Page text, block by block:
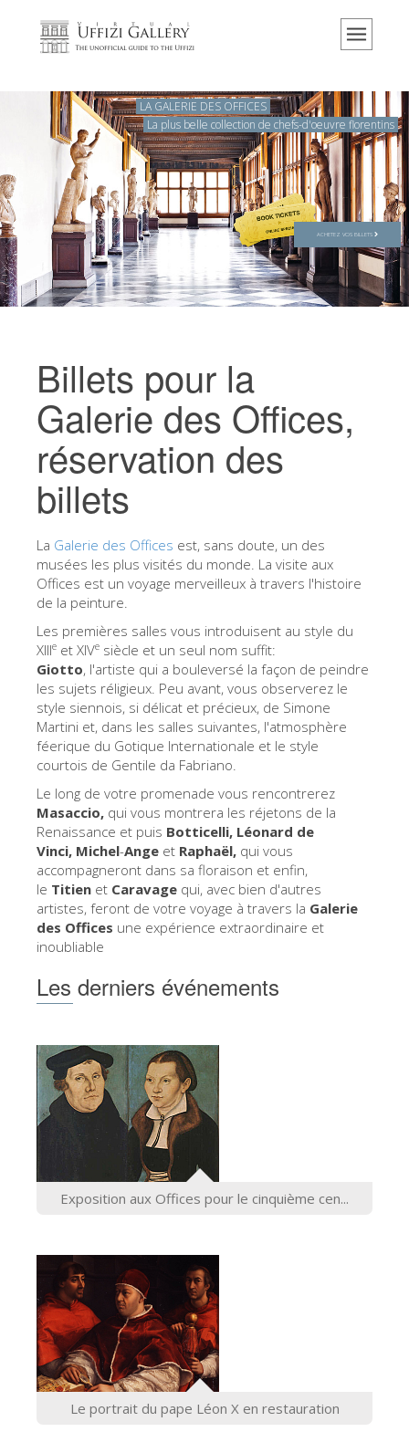
Accueil
Renseignements
Histoire
Événements et expositions
L' avis des visiteurs
Contact
Explorer la Galerie
Réserver
Les Salles
Les Artistes
Les nouvelles salles
Galerie de l'Académie
La Galerie Palatine
Les Chapelles Médicis
Le Musée de San Marco
Musée Archéologique
Opificio delle Pietre Dure
Le Musée Galilée
Le Jardin de Boboli
La tour d'Arnolfo
Le Corridor de Vasari
Le Palazzo Vecchio
Santa Maria Novella
Réserver
Les billets coupe-file
FR
ENGLISH
中文
DEUTSCH
LA GALERIE DES OFFICES
La plus belle collection de chefs-d'oeuvre florentins
ACHETEZ VOS BILLETS
Billets pour la
Galerie des Offices,
réservation des
billets
La Galerie des Offices est, sans doute, un des
musées les plus visités du monde. La visite aux
Offices est un voyage merveilleux à travers l'histoire
de la peinture.
Les premières salles vous introduisent au style du
XIIIe et XIVe siècle et un seul nom suffit:
Giotto, l'artiste qui a bouleversé la façon de peindre
les sujets réligieux. Peu avant, vous observerez le
style siennois, si délicat et précieux, de Simone
Martini et, dans les salles suivantes, l'atmosphère
féerique du Gotique Internationale et le style
courtois de Gentile da Fabriano.
Le long de votre promenade vous rencontrerez
Masaccio, qui vous montrera les réjetons de la
Renaissance et puis Botticelli, Léonard de
Vinci, Michel-Ange et Raphaël, qui vous
accompagneront dans sa floraison et enfin,
le Titien et Caravage qui, avec bien d'autres
artistes, feront de votre voyage à travers la Galerie
des Offices une expérience extraordinaire et
inoubliable
Les derniers événements
Exposition aux Offices pour le cinquième cen...
Le portrait du pape Léon X en restauration